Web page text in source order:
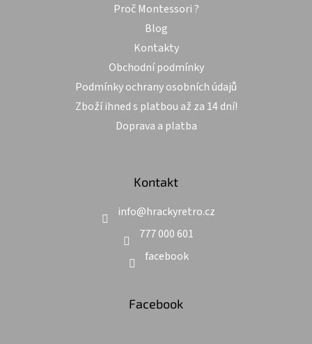
Proč Montessori ?
Blog
Kontakty
Obchodní podmínky
Podmínky ochrany osobních údajů
Zboží ihned s platbou až za 14 dní!
Doprava a platba
Kontakt
info@hrackyretro.cz
777 000 601
facebook
Facebook